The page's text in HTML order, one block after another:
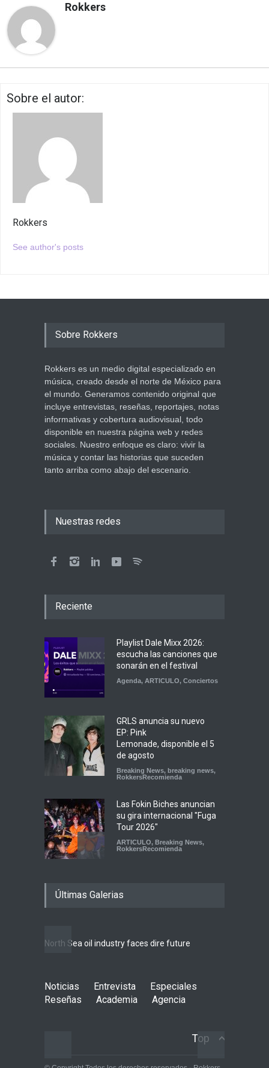
Rokkers
Sobre el autor:
Rokkers
See author's posts
Sobre Rokkers
Rokkers es un medio digital especializado en
música, creado desde el norte de México para
el mundo. Generamos contenido original que
incluye entrevistas, reseñas, reportajes, notas
informativas y cobertura audiovisual, todo
disponible en nuestra página web y redes
sociales. Nuestro enfoque es claro: vivir la
música y contar las historias que suceden
tanto arriba como abajo del escenario.
Nuestras redes
Reciente
Playlist Dale Mixx 2026:
escucha las canciones que
sonarán en el festival
Agenda, ARTICULO, Conciertos
GRLS anuncia su nuevo
EP: Pink
Lemonade, disponible el 5
de agosto
Breaking News, breaking news,
RokkersRecomienda
Las Fokin Biches anuncian
su gira internacional "Fuga
Tour 2026"
ARTICULO, Breaking News,
RokkersRecomienda
nuevo de Psychedelic Porn
RokkersRecomienda,Sin
categoría
en el Auditorio BB de la
Ciudad de México
Últimas Galerias
North Sea oil industry faces dire future
Noticias Entrevista
Especiales
Reseñas
Academia Agencia
Top